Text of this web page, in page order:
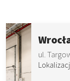
ul.